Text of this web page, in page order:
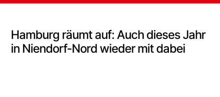
Hamburg räumt auf: Auch dieses Jahr
in Niendorf-Nord wieder mit dabei